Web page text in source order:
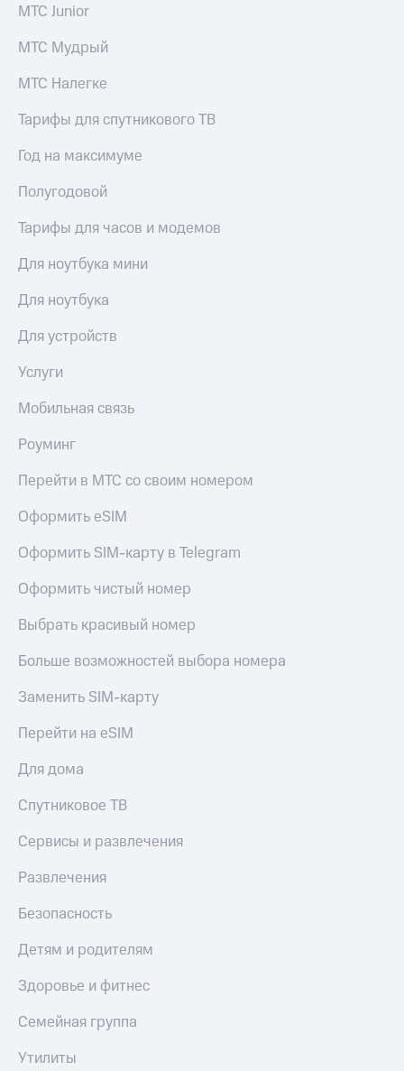
МТС Junior
МТС Мудрый
МТС Налегке
Тарифы для спутникового ТВ
Год на максимуме
Полугодовой
Тарифы для часов и модемов
Для ноутбука мини
Для ноутбука
Для устройств
Услуги
Мобильная связь
Роуминг
Перейти в МТС со своим номером
Оформить eSIM
Оформить SIM-карту в Telegram
Оформить чистый номер
Выбрать красивый номер
Больше возможностей выбора номера
Заменить SIM-карту
Перейти на eSIM
Для дома
Спутниковое ТВ
Сервисы и развлечения
Развлечения
Безопасность
Детям и родителям
Здоровье и фитнес
Семейная группа
Утилиты